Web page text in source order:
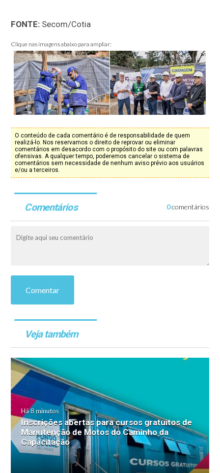
FONTE: Secom/Cotia
Clique nas imagens abaixo para ampliar:
O conteúdo de cada comentário é de responsabilidade de quem
realizá-lo. Nos reservamos o direito de reprovar ou eliminar
comentários em desacordo com o propósito do site ou com palavras
ofensivas. A qualquer tempo, poderemos cancelar o sistema de
comentários sem necessidade de nenhum aviso prévio aos usuários
e/ou a terceiros.
Comentários 0comentários
Comentar
Veja também
Há 8 minutos
Inscrições abertas para cursos gratuitos de
Manutenção de Motos do Caminho da
Capacitação